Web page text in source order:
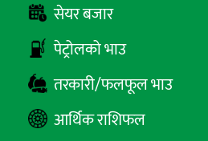
सेयर बजार
पेट्रोलको भाउ
तरकारी/फलफूल भाउ
आर्थिक राशिफल
रेडियो